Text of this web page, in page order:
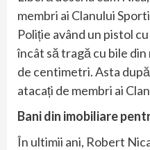
membri ai Clanului
Poliție având un pistol
încât să tragă cu bile
de centimetri. Asta
atacați de membri ai
Bani din imobiliare
În ultimii ani, Robert